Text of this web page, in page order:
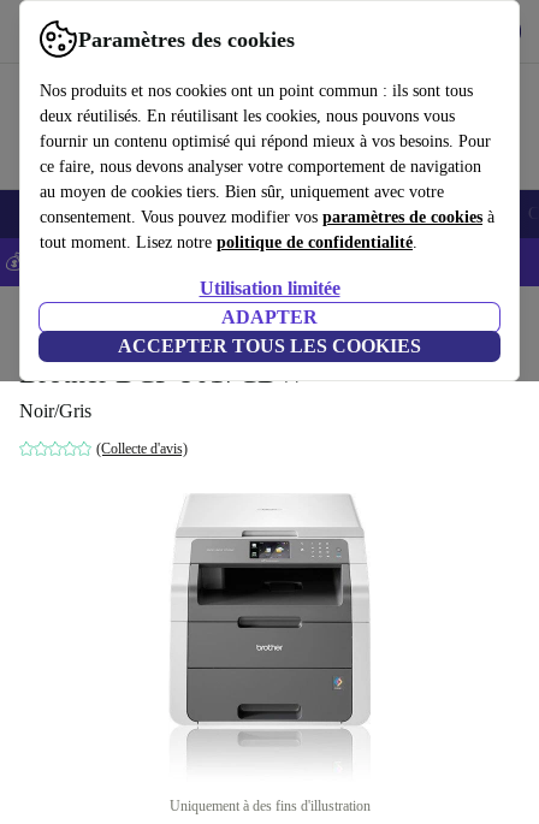
Paramètres des cookies
Nos produits et nos cookies ont un point commun : ils sont tous
deux réutilisés. En réutilisant les cookies, nous pouvons vous
fournir un contenu optimisé qui répond mieux à vos besoins. Pour
ce faire, nous devons analyser votre comportement de navigation
au moyen de cookies tiers. Bien sûr, uniquement avec votre
consentement. Vous pouvez modifier vos paramètres de cookies à
tout moment. Lisez notre politique de confidentialité.
Utilisation limitée
ADAPTER
ACCEPTER TOUS LES COOKIES
Utilisez refurbed rapidement et facilement
Smartphones Laptops Tablettes Montres connectées Accessoires
💰-5% EXTRA sur les iPhones – Code: IPHONEDEAL -
Imprimantes & Scanners
Brother DCP-9017CDW
Noir/Gris
(Collecte d'avis)
Uniquement à des fins d'illustration